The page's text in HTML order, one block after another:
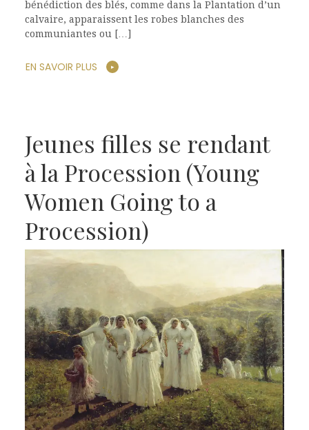
bénédiction des blés, comme dans la Plantation d’un
calvaire, apparaissent les robes blanches des
communiantes ou […]
EN SAVOIR PLUS
Jeunes filles se rendant
à la Procession (Young
Women Going to a
Procession)